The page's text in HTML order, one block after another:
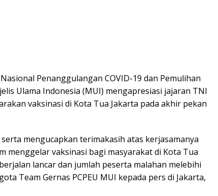
Penanggulangan COVID-19 dan Pemulihan
Ulama Indonesia (MUI) mengapresiasi jajaran TNI
vaksinasi di Kota Tua Jakarta pada akhir pekan
mengucapkan terimakasih atas kerjasamanya
menggelar vaksinasi bagi masyarakat di Kota Tua
lancar dan jumlah peserta malahan melebihi
Team Gernas PCPEU MUI kepada pers di Jakarta,